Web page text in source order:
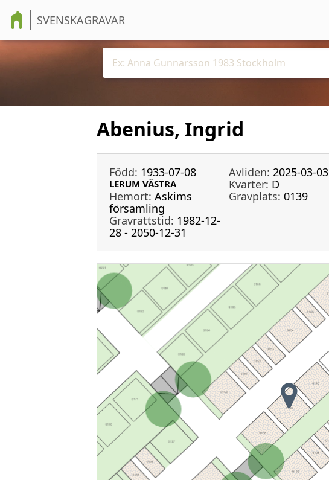
SVENSKAGRAVAR
Abenius, Ingrid
Född: 1933-07-08 Avliden: 2025-03-03
LERUM VÄSTRA Kvarter: D
Hemort: Askims
församling
Gravplats: 0139
Gravrättstid: 1982-12-
28 - 2050-12-31